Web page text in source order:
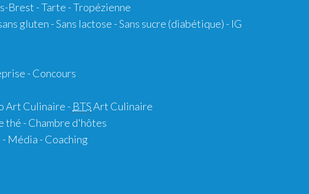
Brest - Tarte -Tropézienne
gluten - Sans lactose - Sans sucre (diabétique) - IG
- Concours
Art Culinaire - BTSArt Culinaire
thé - Chambre d'hôtes
- Média - Coaching